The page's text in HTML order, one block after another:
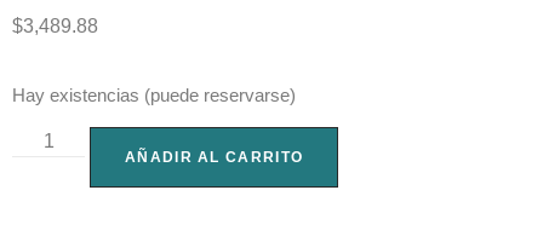
$3,489.88
Hay existencias (puede reservarse)
AÑADIR AL CARRITO